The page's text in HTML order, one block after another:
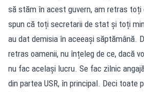
să stăm în acest guvern, am retras toți
spun că toți secretarii de stat și toți
au dat demisia în aceeași săptămână.
retras oamenii, nu înțeleg de ce, dacă
nu fac același lucru. Se fac zilnic
din partea USR, în principal. Deci toate